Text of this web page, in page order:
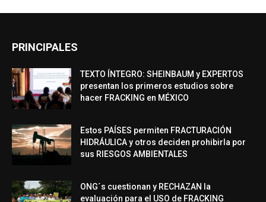
PRINCIPALES
TEXTO ÍNTEGRO: SHEINBAUM y EXPERTOS
presentan los primeros estudios sobre
hacer FRACKING en MÉXICO
Estos PAÍSES permiten FRACTURACIÓN
HIDRÁULICA y otros deciden prohibirla por
sus RIESGOS AMBIENTALES
ONG´s cuestionan y RECHAZAN la
evaluación para el USO de FRACKING